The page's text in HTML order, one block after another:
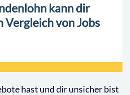
kann dir
Vergleich von Jobs
hast und dir unsicher bist